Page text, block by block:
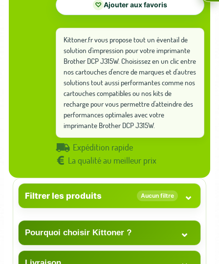
♡ Ajouter aux favoris
Kittoner.fr vous propose tout un éventail de
solution d'impression pour votre imprimante
Brother DCP J315W. Choisissez en un clic entre
nos cartouches d'encre de marques et d'autres
solutions tout aussi performantes comme nos
cartouches compatibles ou nos kits de
recharge pour vous permettre d'atteindre des
performances optimales avec votre
imprimante Brother DCP J315W.
Expédition rapide
La qualité au meilleur prix
Filtrer les produits Aucun filtre ⌄
Pourquoi choisir Kittoner ? ⌄